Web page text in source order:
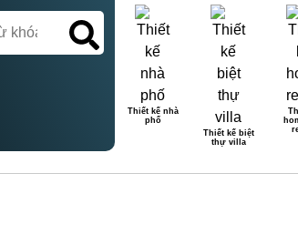
Thiết kế nhà
phố
Thiết kế biệt
thự villa
KẾ